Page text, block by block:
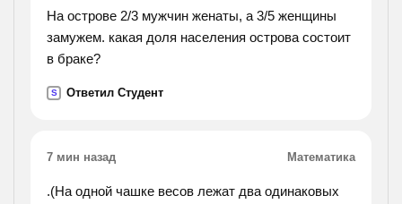
На острове 2/3 мужчин женаты, а 3/5 женщины
замужем. какая доля населения острова состоит
в браке?
S Ответил Студент
7 мин назад Математика
.(На одной чашке весов лежат два одинаковых